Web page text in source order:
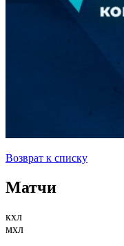
Возврат к списку
Матчи
кхл
мхл